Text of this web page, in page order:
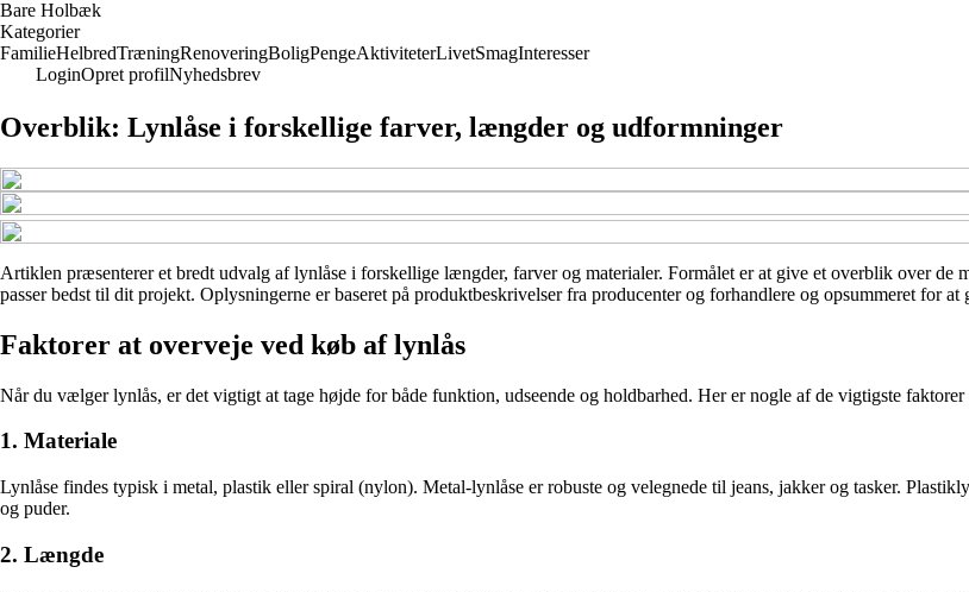
Bare Holbæk
Kategorier
FamilieHelbredTræningRenoveringBoligPengeAktiviteterLivetSmagInteresser
LoginOpret profilNyhedsbrev
Overblik: Lynlåse i forskellige farver, længder og udformninger
Artiklen præsenterer et bredt udvalg af lynlåse i forskellige længder, farver og materialer. Formålet er at give et overblik over de
passer bedst til dit projekt. Oplysningerne er baseret på produktbeskrivelser fra producenter og forhandlere og opsummeret for
Faktorer at overveje ved køb af lynlås
Når du vælger lynlås, er det vigtigt at tage højde for både funktion, udseende og holdbarhed. Her er nogle af de vigtigste faktorer
1. Materiale
Lynlåse findes typisk i metal, plastik eller spiral (nylon). Metal-lynlåse er robuste og velegnede til jeans, jakker og tasker.
og puder.
2. Længde